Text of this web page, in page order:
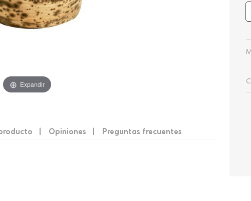
Expandir
Opiniones
Preguntas frecuentes